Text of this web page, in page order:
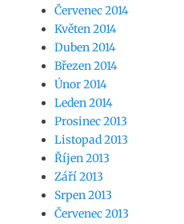
Červenec 2014
Květen 2014
Duben 2014
Březen 2014
Únor 2014
Leden 2014
Prosinec 2013
Listopad 2013
Říjen 2013
Září 2013
Srpen 2013
Červenec 2013